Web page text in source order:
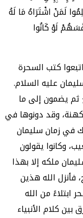
لَمَنْ اشْتَرَاهُ مَا لَهُ
لَوْ كَانُوا
كتب السحرة
عليه السلام.
ثم يضمون إلى ما
وقد دونوها في
في زمان سليمان
وكانوا يقولون
ملكه إلا بهذا
فأنزل الله هذين
ابتلاءً من الله
كلام الأنبياء